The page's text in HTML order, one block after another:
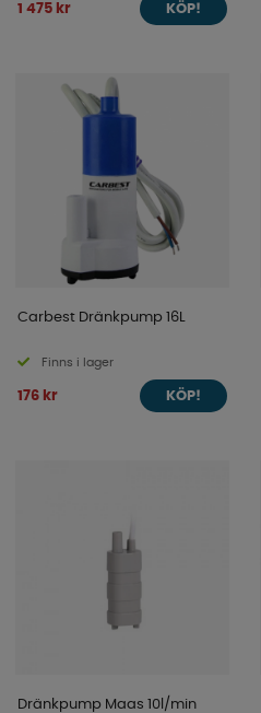
1 475 kr KÖP!
Carbest Dränkpump 16L
Finns i lager
176 kr KÖP!
Dränkpump Maas 10l/min